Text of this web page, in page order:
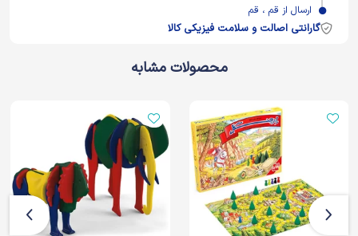
ارسال از قم ، قم
گارانتی اصالت و سلامت فیزیکی کالا
محصولات مشابه